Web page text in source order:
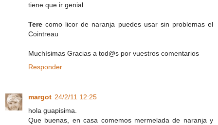
tiene que ir genial
Terecomo licor de naranja puedes usar sin problemas el
Cointreau
Muchísimas Gracias a tod@s por vuestros comentarios
Responder
margot 24/2/11 12:25
hola guapisima.
Que buenas, en casa comemos mermelada de naranja y